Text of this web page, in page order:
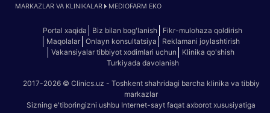
MARKAZLAR VA KLINIKALAR
MEDIOFARM EKO
Portal xaqida Biz bilan bog'lanish
Fikr-mulohaza qoldirish
Maqolalar
Onlayn konsultatsiya
Reklamani joylashtirish
Vakansiyalar tibbiyot xodimlari uchun
Klinika qo'shish
Turkiyada davolanish
2017-2026 © Clinics.uz - Toshkent shahridagi barcha klinika va tibbiy
markazlar
Sizning e'tiboringizni ushbu Internet-sayt faqat axborot xususiyatiga